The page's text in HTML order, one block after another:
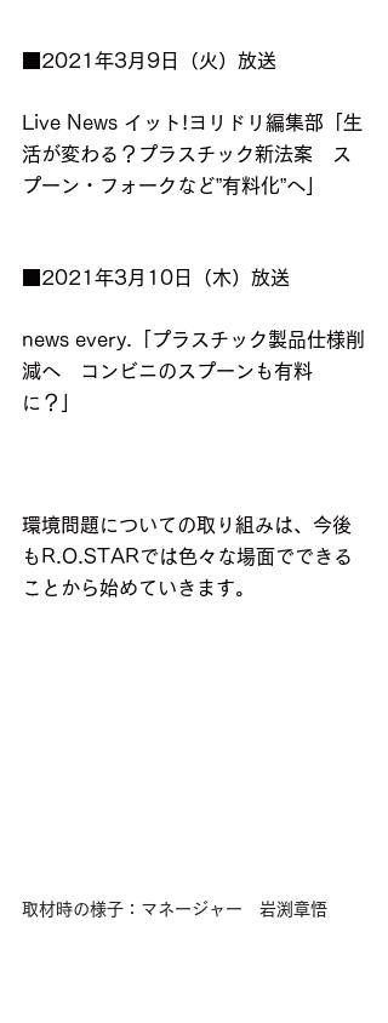
■2021年3月9日（火）放送
Live News イット!ヨリドリ編集部「生
活が変わる？プラスチック新法案　ス
プーン・フォークなど”有料化”へ」
■2021年3月10日（木）放送
news every.「プラスチック製品仕様削
減へ　コンビニのスプーンも有料
に？」
環境問題についての取り組みは、今後
もR.O.STARでは色々な場面でできる
ことから始めていきます。
取材時の様子：マネージャー　岩渕章悟